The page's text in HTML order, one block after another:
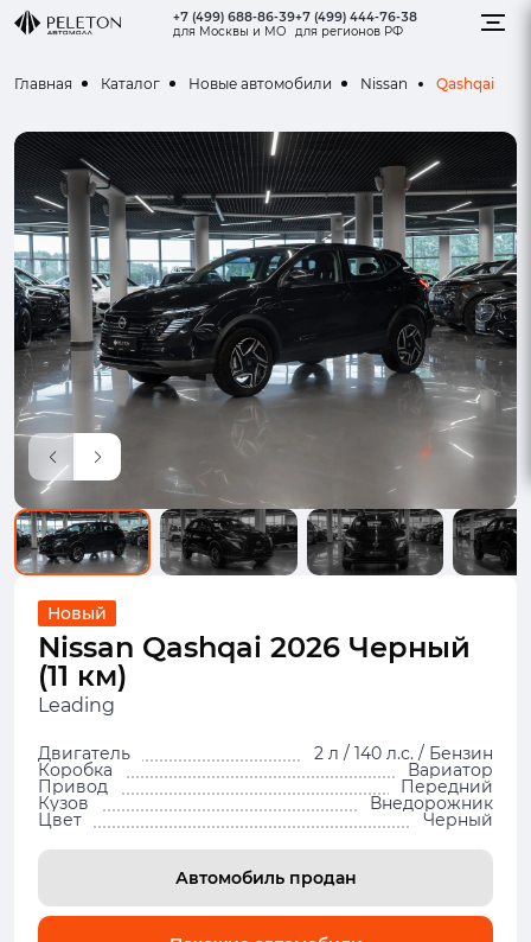
+7 (499) 688-86-39
для Москвы и МО
+7 (499) 444-76-38
для регионов РФ
Главная Каталог Новые автомобили Nissan Qashqai
Новый
Nissan Qashqai 2026 Черный
(11 км)
Leading
Двигатель 2 л / 140 л.с. / Бензин
Коробка Вариатор
Привод Передний
Кузов Внедорожник
Цвет Черный
Автомобиль продан